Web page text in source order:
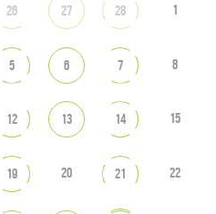
26 27 28 1
5 6 7 8
12 13 14 15
19 20 21 22